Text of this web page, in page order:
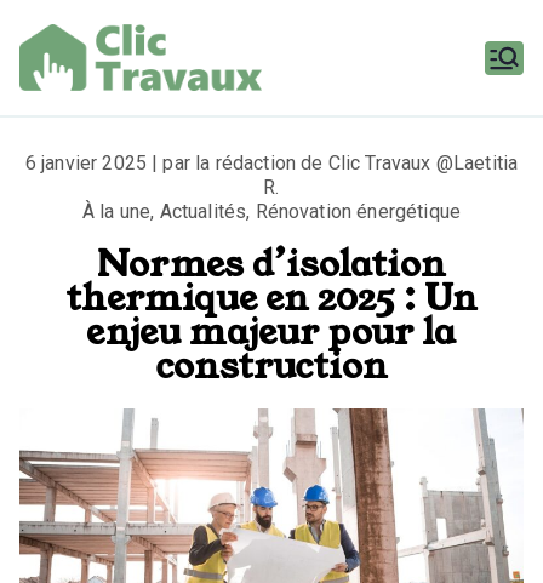
contenu
Travaux
6 janvier 2025 | par la rédaction de Clic Travaux @Laetitia
R.
À la une, Actualités, Rénovation énergétique
Normes d’isolation
thermique en 2025 : Un
enjeu majeur pour la
construction